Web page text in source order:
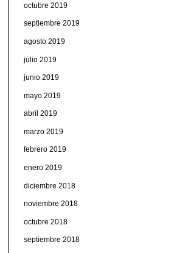
octubre 2019
septiembre 2019
agosto 2019
julio 2019
junio 2019
mayo 2019
abril 2019
marzo 2019
febrero 2019
enero 2019
diciembre 2018
noviembre 2018
octubre 2018
septiembre 2018